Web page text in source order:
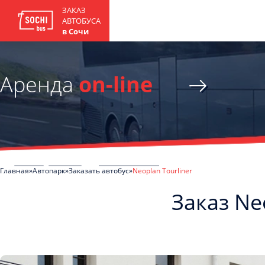
ЗАКАЗ
АВТОБУСА
в Сочи
Арендаon-line
Главная Автопарк Заказать автобус Neoplan Tourliner
Заказ